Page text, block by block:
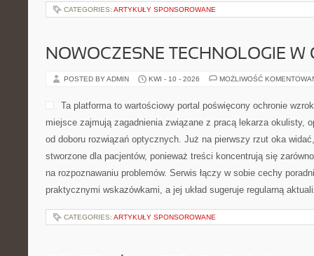
CATEGORIES: ARTYKUŁY SPONSOROWANE
NOWOCZESNE TECHNOLOGIE W
POSTED BY ADMIN KWI - 10 - 2026 MOŻLIWOŚĆ
Ta platforma to wartościowy portal poświęcony ochronie
miejsce zajmują zagadnienia związane z pracą lekarza okulisty,
od doboru rozwiązań optycznych. Już na pierwszy rzut oka
stworzone dla pacjentów, ponieważ treści koncentrują się
na rozpoznawaniu problemów. Serwis łączy w sobie cechy
praktycznymi wskazówkami, a jej układ sugeruje regularną
CATEGORIES: ARTYKUŁY SPONSOROWANE